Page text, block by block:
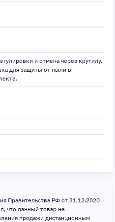
и отмена через крутилу.
для защиты от пыли в
Правительства РФ от 31.12.2020
что данный товар не
продажи дистанционным